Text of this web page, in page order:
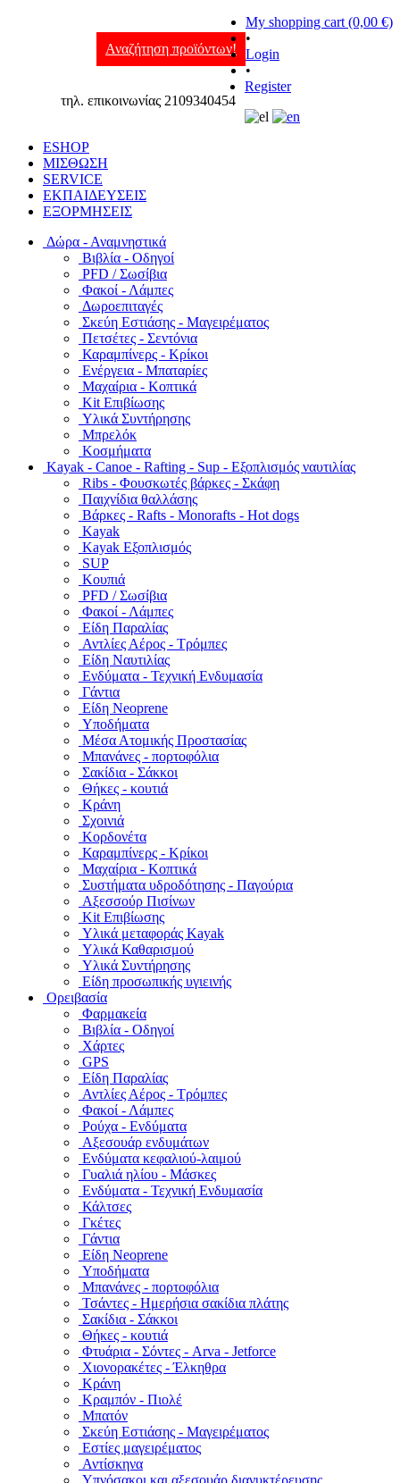
Αναζήτηση προϊόντων!
τηλ. επικοινωνίας 2109340454
My shopping cart (0,00 €)
•
Login
•
Register
ESHOP
ΜΙΣΘΩΣΗ
SERVICE
ΕΚΠΑΙΔΕΥΣΕΙΣ
ΕΞΟΡΜΗΣΕΙΣ
Δώρα - Αναμνηστικά
Βιβλία - Οδηγοί
PFD / Σωσίβια
Φακοί - Λάμπες
Δωροεπιταγές
Σκεύη Εστιάσης - Μαγειρέματος
Πετσέτες - Σεντόνια
Καραμπίνερς - Κρίκοι
Ενέργεια - Μπαταρίες
Μαχαίρια - Κοπτικά
Kit Επιβίωσης
Υλικά Συντήρησης
Μπρελόκ
Κοσμήματα
Kayak - Canoe - Rafting - Sup - Εξοπλισμός ναυτιλίας
Ribs - Φουσκωτές βάρκες - Σκάφη
Παιχνίδια θαλλάσης
Βάρκες - Rafts - Monorafts - Hot dogs
Kayak
Kayak Εξοπλισμός
SUP
Κουπιά
PFD / Σωσίβια
Φακοί - Λάμπες
Είδη Παραλίας
Αντλίες Αέρος - Τρόμπες
Είδη Ναυτιλίας
Ενδύματα - Τεχνική Ενδυμασία
Γάντια
Είδη Neoprene
Υποδήματα
Μέσα Ατομικής Προστασίας
Μπανάνες - πορτοφόλια
Σακίδια - Σάκκοι
Θήκες - κουτιά
Κράνη
Σχοινιά
Κορδονέτα
Καραμπίνερς - Κρίκοι
Μαχαίρια - Κοπτικά
Συστήματα υδροδότησης - Παγούρια
Αξεσσούρ Πισίνων
Kit Επιβίωσης
Υλικά μεταφοράς Kayak
Υλικά Καθαρισμού
Υλικά Συντήρησης
Είδη προσωπικής υγιεινής
Ορειβασία
Φαρμακεία
Βιβλία - Οδηγοί
Χάρτες
GPS
Είδη Παραλίας
Αντλίες Αέρος - Τρόμπες
Φακοί - Λάμπες
Ρούχα - Ενδύματα
Αξεσουάρ ενδυμάτων
Ενδύματα κεφαλιού-λαιμού
Γυαλιά ηλίου - Μάσκες
Ενδύματα - Τεχνική Ενδυμασία
Κάλτσες
Γκέτες
Γάντια
Είδη Neoprene
Υποδήματα
Μπανάνες - πορτοφόλια
Τσάντες - Ημερήσια σακίδια πλάτης
Σακίδια - Σάκκοι
Θήκες - κουτιά
Φτυάρια - Σόντες - Arva - Jetforce
Χιονορακέτες - Έλκηθρα
Κράνη
Κραμπόν - Πιολέ
Μπατόν
Σκεύη Εστιάσης - Μαγειρέματος
Εστίες μαγειρέματος
Αντίσκηνα
Υπνόσακοι και αξεσουάρ διανυκτέρευσης